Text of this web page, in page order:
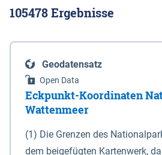
105478Ergebnisse
Geodatensatz
Open Data
Eckpunkt-Koordinaten
Wattenmeer
(1) Die Grenzen des
dem beigefügten Kartenwerk,